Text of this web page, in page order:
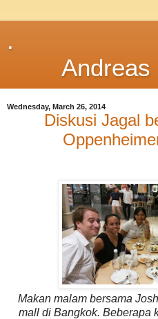
.
Andreas
Wednesday, March 26, 2014
Diskusi Jagal
Makan malam bersama
mall di Bangkok. Beberapa